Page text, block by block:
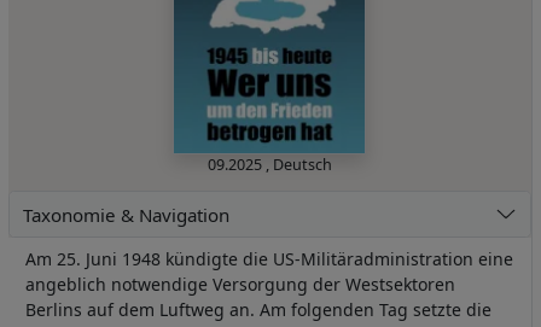
09.2025 , Deutsch
Taxonomie & Navigation
Am 25. Juni 1948 kündigte die US-Militäradministration eine
angeblich notwendige Versorgung der Westsektoren
Berlins auf dem Luftweg an. Am folgenden Tag setzte die